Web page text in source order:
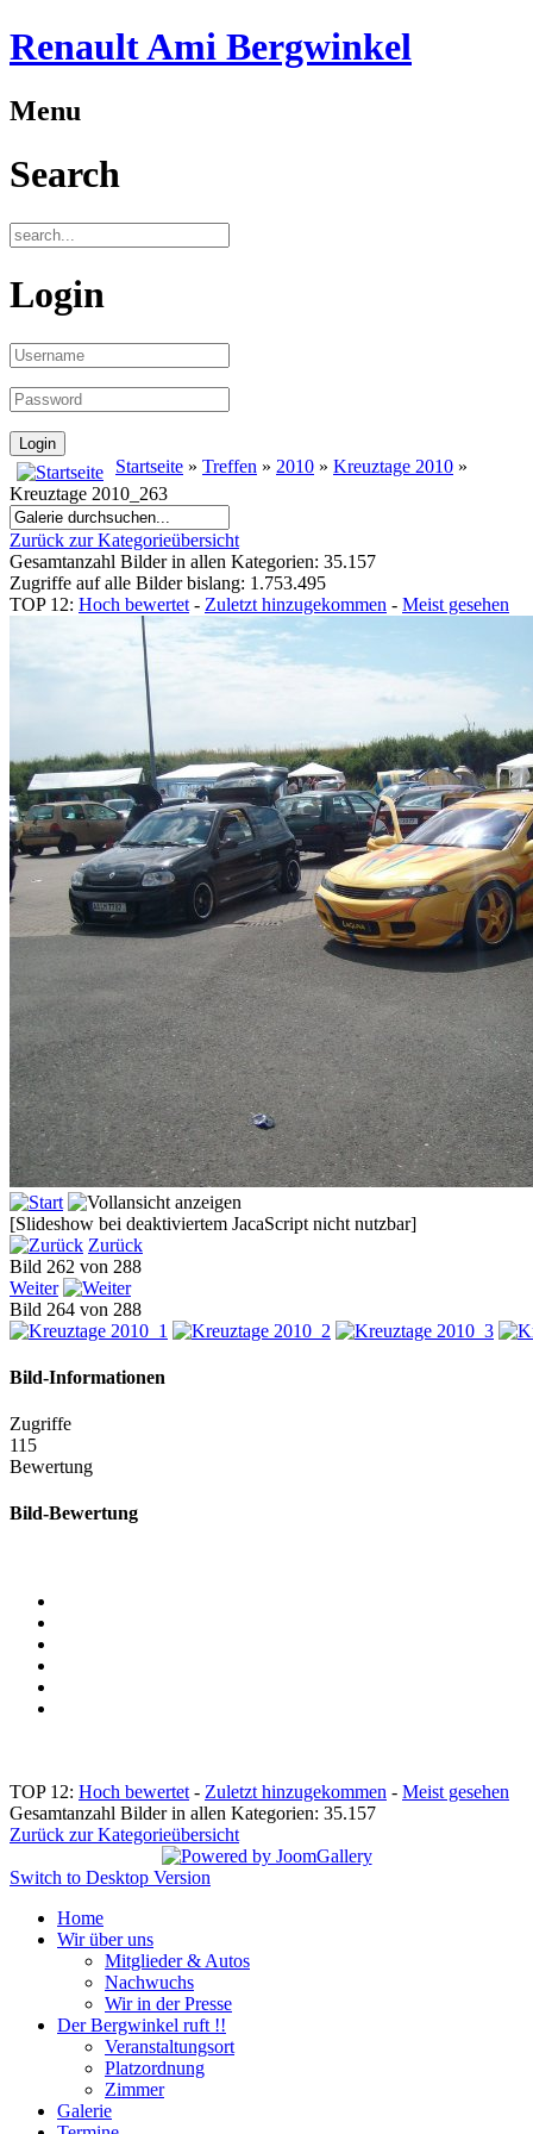
Renault Ami Bergwinkel
Menu
Search
Login
Startseite » Treffen » 2010 » Kreuztage 2010 »
Kreuztage 2010_263
Zurück zur Kategorieübersicht
Gesamtanzahl Bilder in allen Kategorien: 35.157
Zugriffe auf alle Bilder bislang: 1.753.495
TOP 12: Hoch bewertet - Zuletzt hinzugekommen - Meist gesehen
[Slideshow bei deaktiviertem JacaScript nicht nutzbar]
Zurück
Bild 262 von 288
Weiter
Bild 264 von 288
Bild-Informationen
Zugriffe
115
Bewertung
Bild-Bewertung
TOP 12: Hoch bewertet - Zuletzt hinzugekommen - Meist gesehen
Gesamtanzahl Bilder in allen Kategorien: 35.157
Zurück zur Kategorieübersicht
Switch to Desktop Version
Home
Wir über uns
Mitglieder & Autos
Nachwuchs
Wir in der Presse
Der Bergwinkel ruft !!
Veranstaltungsort
Platzordnung
Zimmer
Galerie